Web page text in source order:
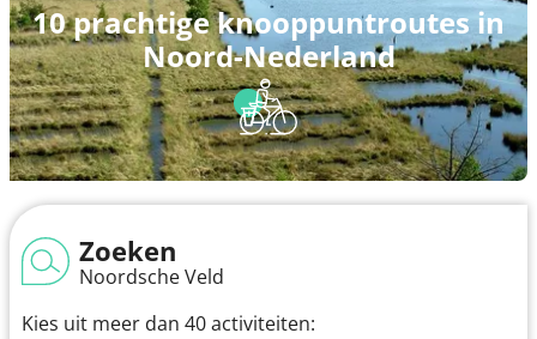
10 prachtige knooppuntroutes in
Noord-Nederland
Zoeken
Noordsche Veld
Kies uit meer dan 40 activiteiten: